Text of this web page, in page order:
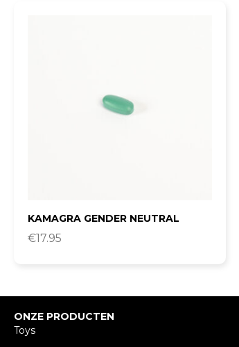
KAMAGRA GENDER NEUTRAL
€17.95
ONZE PRODUCTEN
Toys